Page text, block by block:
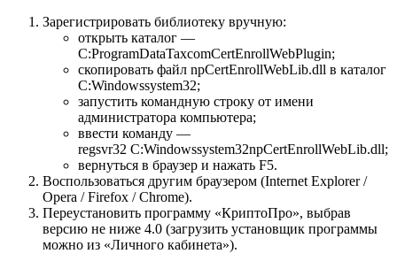
Зарегистрировать библиотеку вручную:
открыть каталог —
C:ProgramDataTaxcomCertEnrollWebPlugin;
скопировать файл npCertEnrollWebLib.dll в каталог
C:Windowssystem32;
запустить командную строку от имени
администратора компьютера;
ввести команду —
regsvr32 C:Windowssystem32npCertEnrollWebLib.dll;
вернуться в браузер и нажать F5.
Воспользоваться другим браузером (Internet Explorer /
Opera / Firefox / Chrome).
Переустановить программу «КриптоПро», выбрав
версию не ниже 4.0 (загрузить установщик программы
можно из «Личного кабинета»).